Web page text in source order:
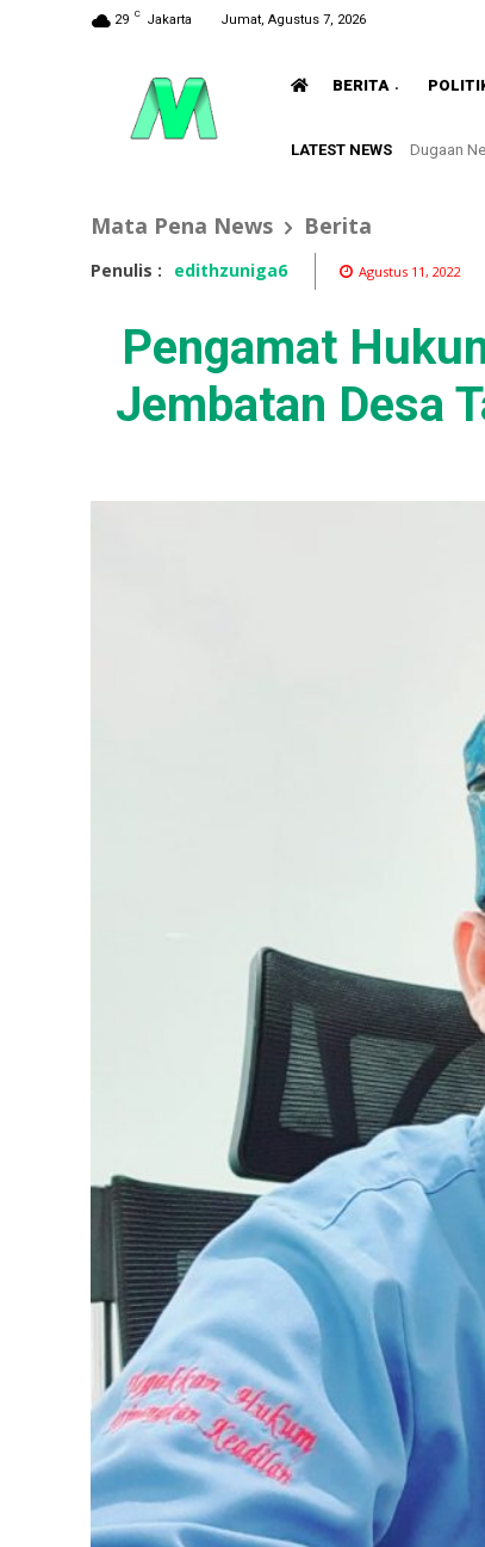
29 C Jakarta Jumat, Agustus 7, 2026
BERITA
LATEST NEWS Dugaan
Mata Pena News Berita
Penulis : edithzuniga6 Agustus 11, 2022
Pengamat
Jembatan Desa